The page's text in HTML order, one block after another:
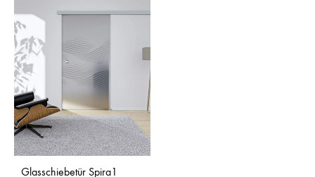
Glasschiebetür Spira1